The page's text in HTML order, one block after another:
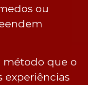
ou
método que o
experiências